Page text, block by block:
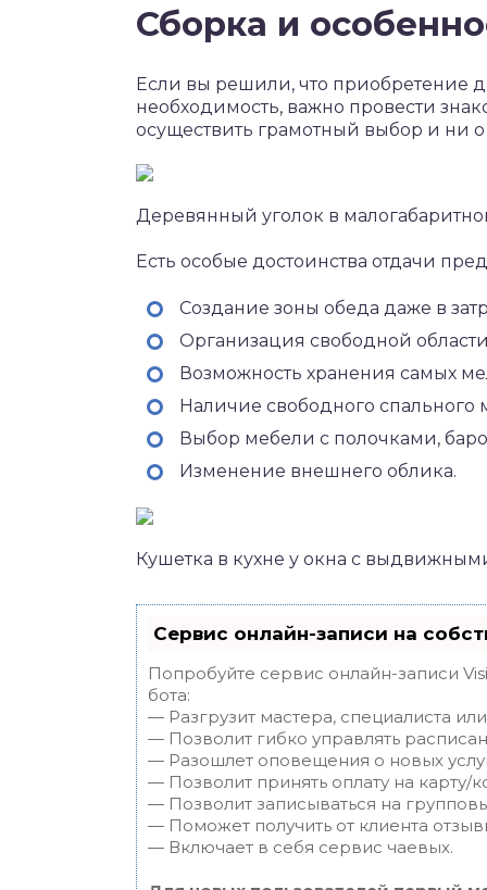
Сборка и
Если вы решили, что приобретение
необходимость, важно провести
осуществить грамотный выбор и ни
Деревянный уголок в
Есть особые достоинства отдачи
Создание зоны обеда даже в
Организация свободной
Возможность хранения самых
Наличие свободного спального
Выбор мебели с полочками,
Изменение внешнего облика.
Кушетка в кухне у окна с
Сервис онлайн-записи на
Попробуйте сервис онлайн-записи
бота:
— Разгрузит мастера, специалиста
— Позволит гибко управлять
— Разошлет оповещения о новых
— Позволит принять оплату на карту/
— Позволит записываться на
— Поможет получить от клиента
— Включает в себя сервис чаевых.